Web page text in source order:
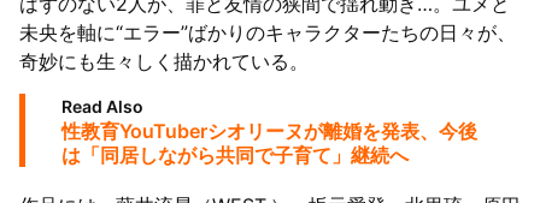
未央を軸に“エラー”ばかりのキャラクターたちの日々が、
奇妙にも生々しく描かれている。
Read Also
性教育YouTuberシオリーヌが離婚を発表、今後
は「同居しながら共同で子育て」継続へ